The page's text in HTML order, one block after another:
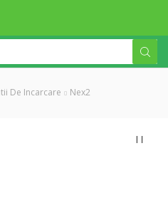
input
De Incarcare Nex2